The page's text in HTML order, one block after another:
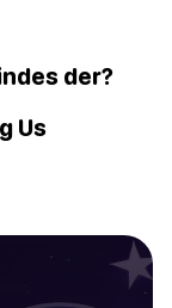
der?
Us